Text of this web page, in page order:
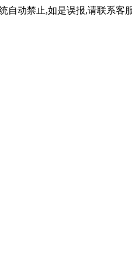
自动禁止,如是误报,请联系客